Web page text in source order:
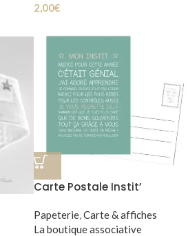
2,00€
Carte Postale Instit’
Papeterie,Carte & affiches
La boutique associative